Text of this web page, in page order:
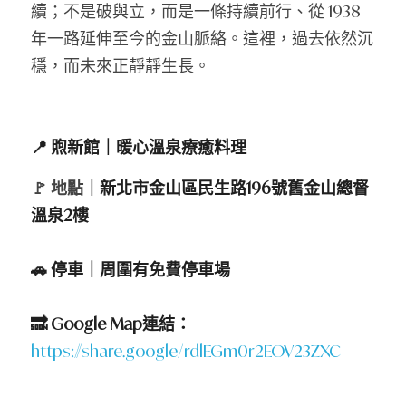
續；不是破與立，而是一條持續前行、從 1938
年一路延伸至今的金山脈絡。這裡，過去依然沉
穩，而未來正靜靜生長。
📍 煦新館｜暖心溫泉療癒料理
🚩 地點｜ 新北市金山區民生路196號舊金山總督
溫泉2樓
🚗 停車｜周圍有免費停車場
🔜 Google Map連結：
https://share.google/rdlEGm0r2EOV23ZXC